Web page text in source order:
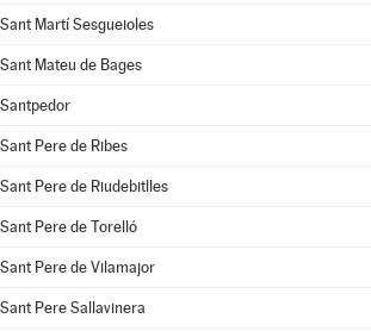
Sant Martí Sesgueioles
Sant Mateu de Bages
Santpedor
Sant Pere de Ribes
Sant Pere de Riudebitlles
Sant Pere de Torelló
Sant Pere de Vilamajor
Sant Pere Sallavinera